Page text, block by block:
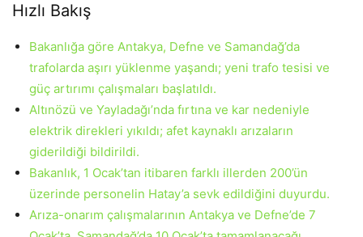
Hızlı Bakış
Bakanlığa göre Antakya, Defne ve Samandağ’da
trafolarda aşırı yüklenme yaşandı; yeni trafo tesisi ve
güç artırımı çalışmaları başlatıldı.
Altınözü ve Yayladağı’nda fırtına ve kar nedeniyle
elektrik direkleri yıkıldı; afet kaynaklı arızaların
giderildiği bildirildi.
Bakanlık, 1 Ocak’tan itibaren farklı illerden 200’ün
üzerinde personelin Hatay’a sevk edildiğini duyurdu.
Arıza-onarım çalışmalarının Antakya ve Defne’de 7